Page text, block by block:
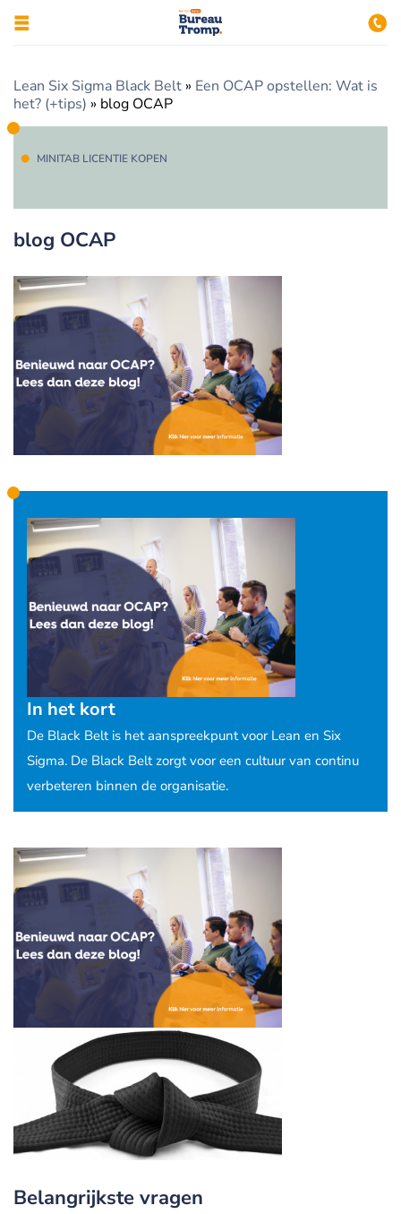
Lean Six Sigma Black Belt » Een OCAP opstellen: Wat is
het? (+tips) » blog OCAP
MINITAB LICENTIE KOPEN
blog OCAP
In het kort
De Black Belt is het aanspreekpunt voor Lean en Six
Sigma. De Black Belt zorgt voor een cultuur van continu
verbeteren binnen de organisatie.
Belangrijkste vragen